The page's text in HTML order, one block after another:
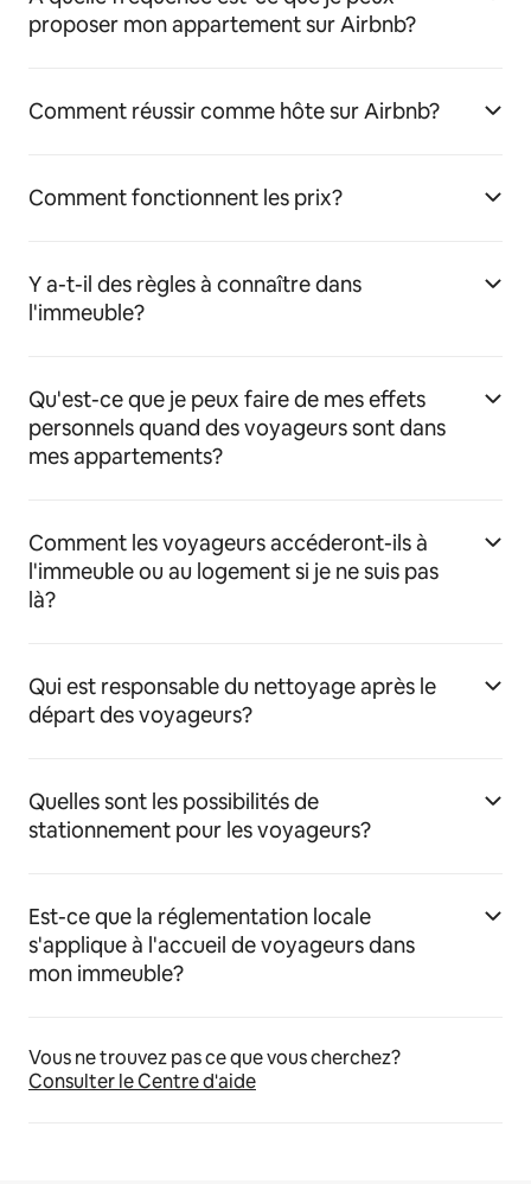
proposer mon appartement sur Airbnb?
Comment réussir comme hôte sur Airbnb?
Comment fonctionnent les prix?
Y a-t-il des règles à connaître dans
l'immeuble?
Qu'est-ce que je peux faire de mes effets
personnels quand des voyageurs sont dans
mes appartements?
Comment les voyageurs accéderont-ils à
l'immeuble ou au logement si je ne suis pas
là?
Qui est responsable du nettoyage après le
départ des voyageurs?
Quelles sont les possibilités de
stationnement pour les voyageurs?
Est-ce que la réglementation locale
s'applique à l'accueil de voyageurs dans
mon immeuble?
Vous ne trouvez pas ce que vous cherchez?
Consulter le Centre d'aide